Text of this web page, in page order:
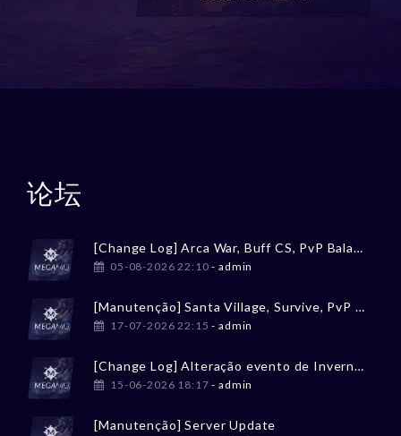
论坛
[Change Log] Arca War, Buff CS, PvP Balancing
05-08-2026 22:10 - admin
[Manutenção] Santa Village, Survive, PvP Balancing
17-07-2026 22:15 - admin
[Change Log] Alteração evento de Inverno / Winter event change
15-06-2026 18:17 - admin
[Manutenção] Server Update